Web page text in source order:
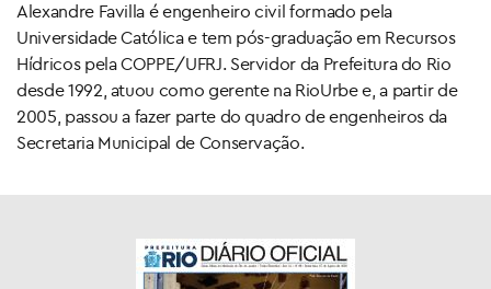
Alexandre Favilla é engenheiro civil formado pela
Universidade Católica e tem pós-graduação em Recursos
Hídricos pela COPPE/UFRJ. Servidor da Prefeitura do Rio
desde 1992, atuou como gerente na RioUrbe e, a partir de
2005, passou a fazer parte do quadro de engenheiros da
Secretaria Municipal de Conservação.